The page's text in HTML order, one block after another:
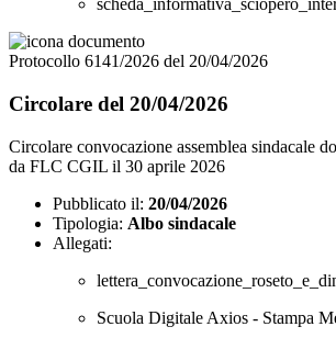
Protocollo 6141/2026 del 20/04/2026
Circolare del 20/04/2026
Circolare convocazione assemblea sindacale
da FLC CGIL il 30 aprile 2026
Pubblicato il: 20/04/2026
Tipologia: Albo sindacale
Allegati:
Scuola Digitale Axios - Stampa